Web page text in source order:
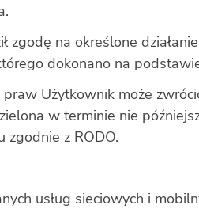
zgodę na określone
dokonano na
Użytkownik może
w terminie nie
zgodnie z RODO.
usług sieciowych i